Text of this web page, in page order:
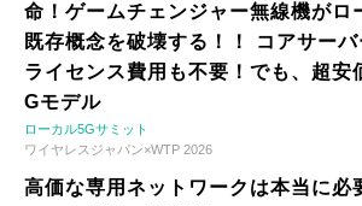
命！ゲームチェンジャー無線機がロ
既存概念を破壊する！！ コアサー
ライセンス費用も不要！でも、超
Gモデル
ローカル5Gサミット
ワイヤレスジャパン×WTP 2026
高価な専用ネットワークは本当に必